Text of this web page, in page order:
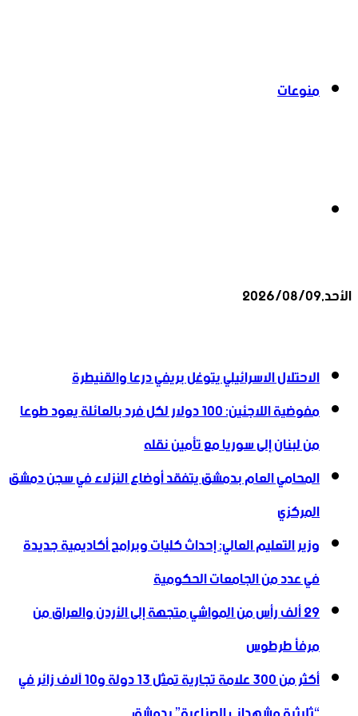
منوعات
الأحد,2026/08/09
الاحتلال الاسرائيلي يتوغل بريفي درعا والقنيطرة
مفوضية اللاجئين: 100 دولار لكل فرد بالعائلة يعود طوعا
من لبنان إلى سوريا مع تأمين نقله
المحامي العام بدمشق يتفقد أوضاع النزلاء في سجن دمشق
المركزي
وزير التعليم العالي: إحداث كليات وبرامج أكاديمية جديدة
في عدد من الجامعات الحكومية
29 ألف رأس من المواشي متجهة إلى الأردن ‏والعراق من
مرفأ طرطوس
أكثر من 300 علامة تجارية تمثل 13 دولة و10 آلاف زائر في